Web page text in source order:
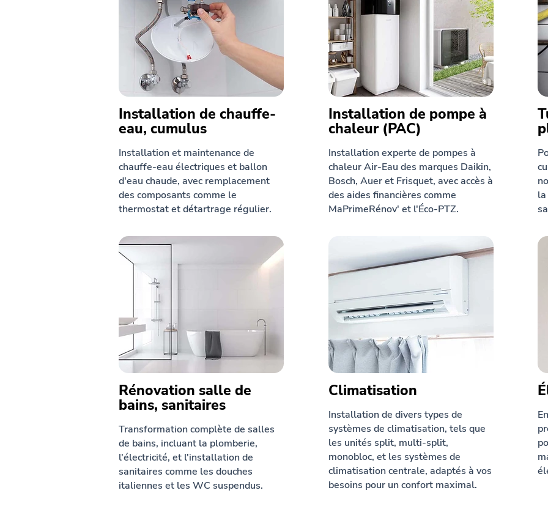
Installation de chauffe-
eau, cumulus
Installation et maintenance de
chauffe-eau électriques et ballon
d'eau chaude, avec remplacement
des composants comme le
thermostat et détartrage régulier.
Rénovation salle de
bains, sanitaires
Transformation complète de salles
de bains, incluant la plomberie,
l'électricité, et l'installation de
sanitaires comme les douches
italiennes et les WC suspendus.
Installation de pompe à
chaleur (PAC)
Installation experte de pompes à
chaleur Air-Eau des marques Daikin,
Bosch, Auer et Frisquet, avec accès à
des aides financières comme
MaPrimeRénov' et l'Éco-PTZ.
Climatisation
Installation de divers types de
systèmes de climatisation, tels que
les unités split, multi-split,
monobloc, et les systèmes de
climatisation centrale, adaptés à vos
besoins pour un confort maximal.